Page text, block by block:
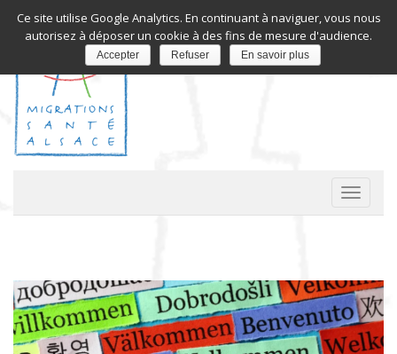
A
c
v
e
r
/
Ce site utilise Google Analytics. En continuant à naviguer, vous nous
autorisez à déposer un cookie à des fins de mesure d'audience.
Accepter Refuser En savoir plus